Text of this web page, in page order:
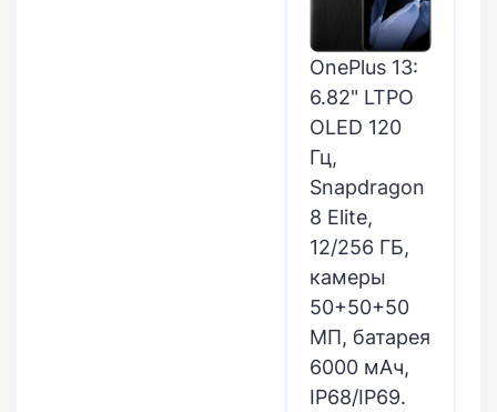
OnePlus 13:
6.82" LTPO
OLED 120
Гц,
Snapdragon
8 Elite,
12/256 ГБ,
камеры
50+50+50
МП, батарея
6000 мАч,
IP68/IP69.